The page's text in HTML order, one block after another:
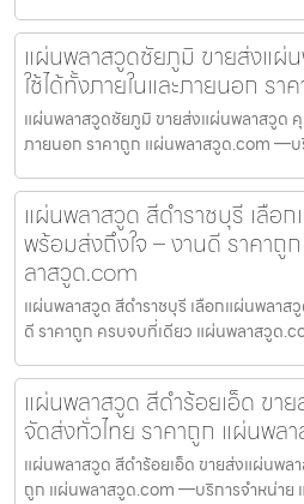
แผ่นพลาสวูดชัยภูมิ ขายส่งแ
ใช้ได้ทั้งภายในและภายนอก ร
แผ่นพลาสวูดชัยภูมิ ขายส่งแผ่นพลาสวูด
ภายนอก ราคาถูก แผ่นพลาสวูด.com —บ
แผ่นพลาสวูด สีดำราชบุรี เลื
พร้อมส่งถึงใจ – งานดี ราคา
ลาสวูด.com
แผ่นพลาสวูด สีดำราชบุรี เลือกแผ่นพลา
ดี ราคาถูก ครบจบที่เดียว แผ่นพลาสวูด
แผ่นพลาสวูด สีดำร้อยเอ็ด ขา
จัดส่งทั่วไทย ราคาถูก แผ่นพล
แผ่นพลาสวูด สีดำร้อยเอ็ด ขายส่งแผ่นพล
ถูก แผ่นพลาสวูด.com —บริการจำหน่าย